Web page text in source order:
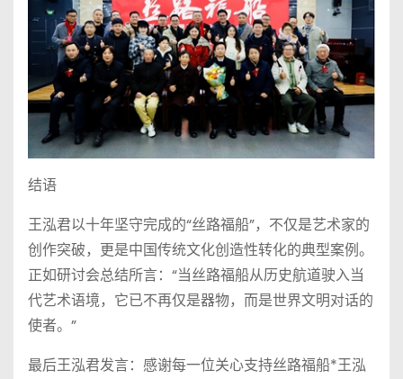
结语
王泓君以十年坚守完成的“丝路福船”，不仅是艺术家的
创作突破，更是中国传统文化创造性转化的典型案例。
正如研讨会总结所言：“当丝路福船从历史航道驶入当
代艺术语境，它已不再仅是器物，而是世界文明对话的
使者。”
最后王泓君发言：感谢每一位关心支持丝路福船*王泓